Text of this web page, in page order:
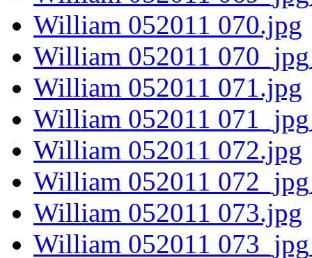
William 052011 070.jpg
William 052011
William 052011 071.jpg
William 052011
William 052011 072.jpg
William 052011
William 052011 073.jpg
William 052011